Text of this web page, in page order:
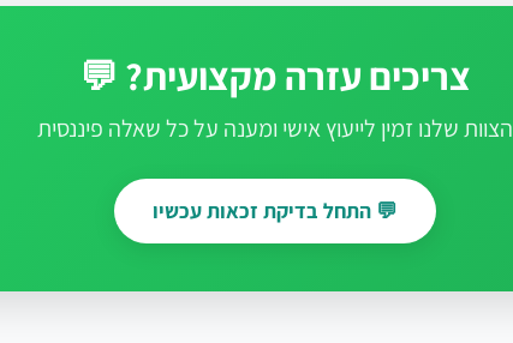
צריכים עזרה מקצועית? 💬
הצוות שלנו זמין לייעוץ אישי ומענה על כל שאלה פיננסית
💬 התחל בדיקת זכאות עכשיו